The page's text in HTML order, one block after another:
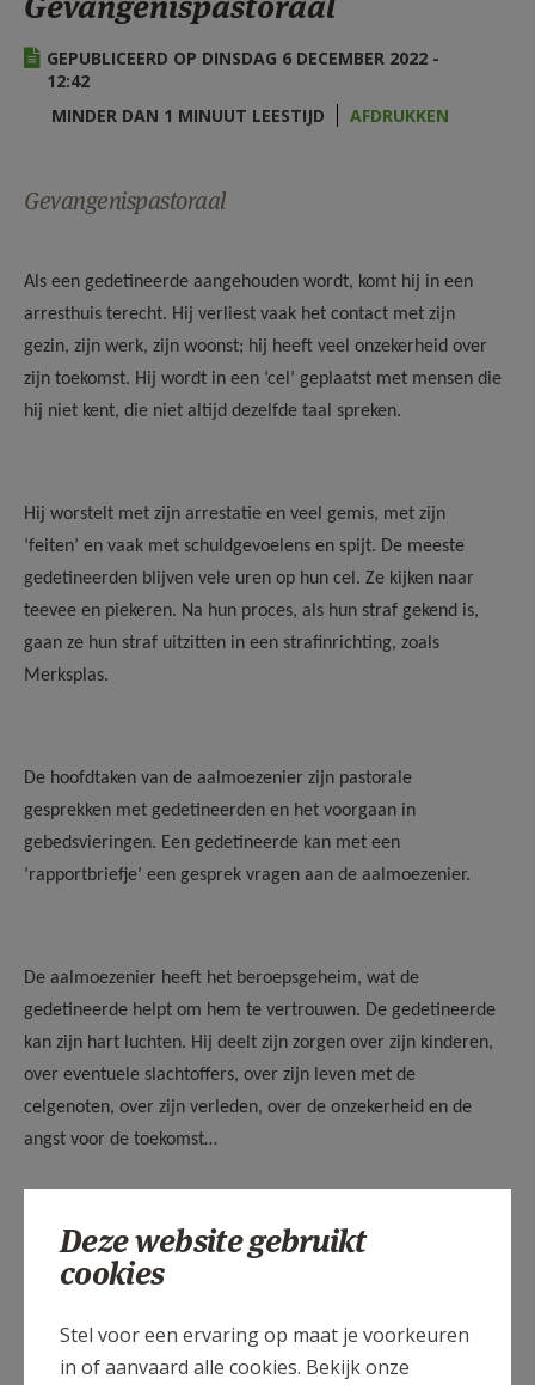
AANMELDEN OF REGISTREREN
GEPUBLICEERD OP DINSDAG 6 DECEMBER 2022 -
12:42
MINDER DAN 1 MINUUT LEESTIJD
AFDRUKKEN
Gevangenispastoraal
Als een gedetineerde aangehouden wordt, komt hij in een
arresthuis terecht. Hij verliest vaak het contact met zijn
gezin, zijn werk, zijn woonst; hij heeft veel onzekerheid over
zijn toekomst. Hij wordt in een ‘cel’ geplaatst met mensen die
hij niet kent, die niet altijd dezelfde taal spreken.
Hij worstelt met zijn arrestatie en veel gemis, met zijn
‘feiten’ en vaak met schuldgevoelens en spijt. De meeste
gedetineerden blijven vele uren op hun cel. Ze kijken naar
teevee en piekeren. Na hun proces, als hun straf gekend is,
gaan ze hun straf uitzitten in een strafinrichting, zoals
Merksplas.
De hoofdtaken van de aalmoezenier zijn pastorale
gesprekken met gedetineerden en het voorgaan in
gebedsvieringen. Een gedetineerde kan met een
‘rapportbriefje’ een gesprek vragen aan de aalmoezenier.
De aalmoezenier heeft het beroepsgeheim, wat de
gedetineerde helpt om hem te vertrouwen. De gedetineerde
kan zijn hart luchten. Hij deelt zijn zorgen over zijn kinderen,
over eventuele slachtoffers, over zijn leven met de
celgenoten, over zijn verleden, over de onzekerheid en de
angst voor de toekomst…
Men kan de werking van de gevangenispastoraal
ondersteunen door een financiële bijdrage te leveren via
Deze website gebruikt
cookies
Stel voor een ervaring op maat je voorkeuren
in of aanvaard alle cookies. Bekijk onze